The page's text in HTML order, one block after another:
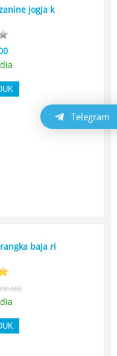
jogja k
baja ri
Telegram